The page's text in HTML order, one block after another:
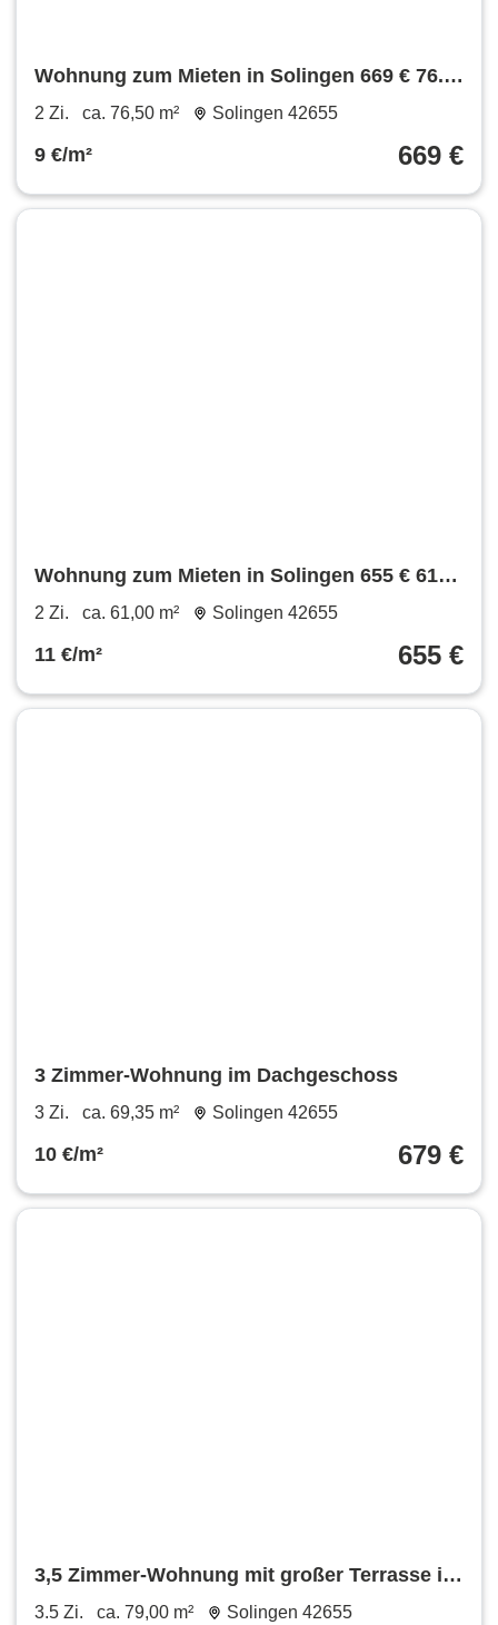
Wohnung zum Mieten in Solingen 669 € 76.5
m²
2 Zi. ca. 76,50 m² Solingen 42655
9 €/m² 669 €
Wohnung zum Mieten in Solingen 655 € 61
m²
2 Zi. ca. 61,00 m² Solingen 42655
11 €/m² 655 €
3 Zimmer-Wohnung im Dachgeschoss
3 Zi. ca. 69,35 m² Solingen 42655
10 €/m² 679 €
3,5 Zimmer-Wohnung mit großer Terrasse in
42655 Solingen
3.5 Zi. ca. 79,00 m² Solingen 42655